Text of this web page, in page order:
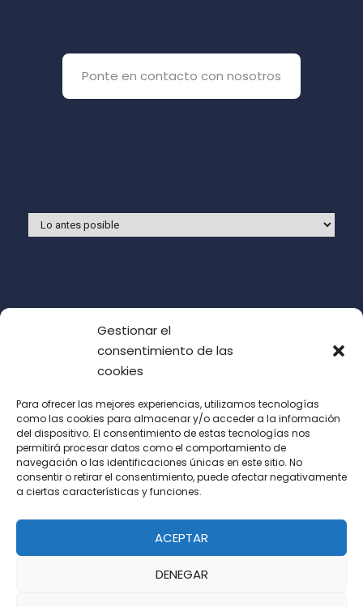
Gestionar el
consentimiento de las
cookies
Para ofrecer las mejores experiencias, utilizamos tecnologías
como las cookies para almacenar y/o acceder a la información
del dispositivo. El consentimiento de estas tecnologías nos
permitirá procesar datos como el comportamiento de
navegación o las identificaciones únicas en este sitio. No
consentir o retirar el consentimiento, puede afectar negativamente
a ciertas características y funciones.
ACEPTAR
DENEGAR
Ponte en contacto con nosotros
Acepto las condiciones de uso (LOPD)